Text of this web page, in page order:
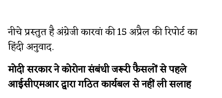
नीचे प्रस्तुत है अंग्रेजी कारवां की 15 अप्रैल की रिपोर्ट का
हिंदी अनुवाद.
मोदी सरकार ने कोरोना संबंधी जरूरी फैसलों से पहले
आईसीएमआर द्वारा गठित कार्यबल से नहीं ली सलाह